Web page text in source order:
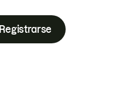
Registrarse